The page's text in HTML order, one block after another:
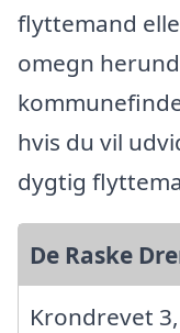
flyttemand
omegn
hvis du vil
dygtig
De Raske
Krondrevet